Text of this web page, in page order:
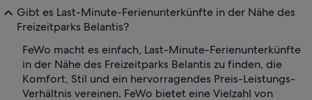
Gibt es Last-Minute-Ferienunterkünfte in der Nähe des
Freizeitparks Belantis?
FeWo macht es einfach, Last-Minute-Ferienunterkünfte
in der Nähe des Freizeitparks Belantis zu finden, die
Komfort, Stil und ein hervorragendes Preis-Leistungs-
Verhältnis vereinen. FeWo bietet eine Vielzahl von